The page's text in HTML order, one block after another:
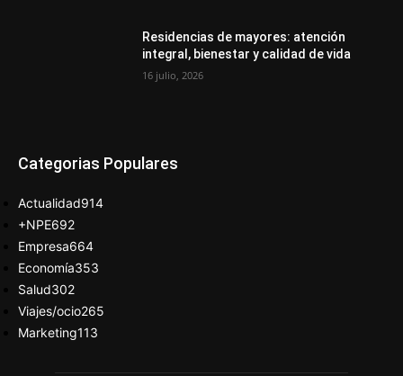
Residencias de mayores: atención
integral, bienestar y calidad de vida
16 julio, 2026
Categorias Populares
Actualidad914
+NPE692
Empresa664
Economía353
Salud302
Viajes/ocio265
Marketing113